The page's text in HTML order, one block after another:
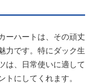
ーハートは、その頑丈
力です。特にダック生
は、日常使いに適して
トにしてくれます。